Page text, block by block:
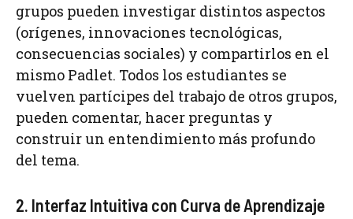
grupos pueden investigar distintos aspectos
(orígenes, innovaciones tecnológicas,
consecuencias sociales) y compartirlos en el
mismo Padlet. Todos los estudiantes se
vuelven partícipes del trabajo de otros grupos,
pueden comentar, hacer preguntas y
construir un entendimiento más profundo
del tema.
2. Interfaz Intuitiva con Curva de Aprendizaje